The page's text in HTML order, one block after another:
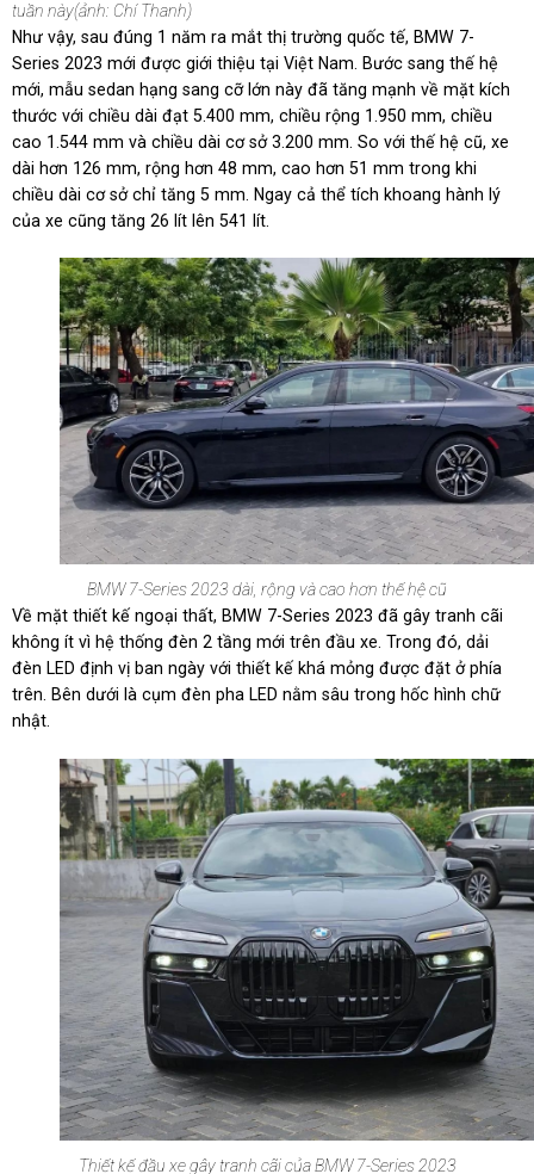
tuần này(ảnh: Chí Thanh)
Như vậy, sau đúng 1 năm ra mắt thị trường quốc tế, BMW 7-
Series 2023 mới được giới thiệu tại Việt Nam. Bước sang thế hệ
mới, mẫu sedan hạng sang cỡ lớn này đã tăng mạnh về mặt kích
thước với chiều dài đạt 5.400 mm, chiều rộng 1.950 mm, chiều
cao 1.544 mm và chiều dài cơ sở 3.200 mm. So với thế hệ cũ, xe
dài hơn 126 mm, rộng hơn 48 mm, cao hơn 51 mm trong khi
chiều dài cơ sở chỉ tăng 5 mm. Ngay cả thể tích khoang hành lý
của xe cũng tăng 26 lít lên 541 lít.
BMW 7-Series 2023 dài, rộng và cao hơn thế hệ cũ
Về mặt thiết kế ngoại thất, BMW 7-Series 2023 đã gây tranh cãi
không ít vì hệ thống đèn 2 tầng mới trên đầu xe. Trong đó, dải
đèn LED định vị ban ngày với thiết kế khá mỏng được đặt ở phía
trên. Bên dưới là cụm đèn pha LED nằm sâu trong hốc hình chữ
nhật.
Thiết kế đầu xe gây tranh cãi của BMW 7-Series 2023